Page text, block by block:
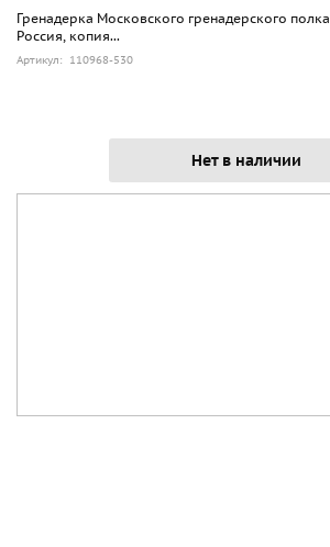
Гренадерка Московского гренадерского
Россия, копия...
Артикул: 110968-530
Нет в наличии